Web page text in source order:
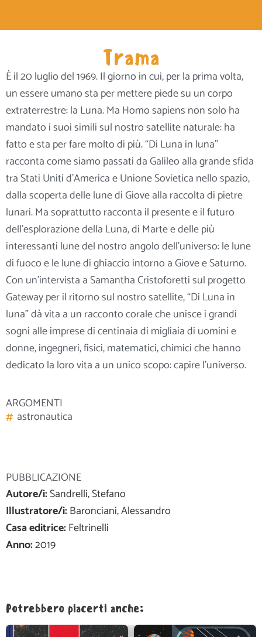
PUBBLICAZIONE
Autore/i:Sandrelli, Stefano
Illustratore/i:Baronciani, Alessandro
Casa editrice:Feltrinelli
Anno:2019
Trama
È il 20 luglio del 1969. Il giorno in cui, per la prima volta,
un essere umano sta per mettere piede su un corpo
extraterrestre: la Luna. Ma Homo sapiens non solo ha
mandato i suoi simili sul nostro satellite naturale: ha
fatto e sta per fare molto di più. “Di Luna in luna”
racconta come siamo passati da Galileo alla grande sfida
tra Stati Uniti d’America e Unione Sovietica nello spazio,
dalla scoperta delle lune di Giove alla raccolta di pietre
lunari. Masoprattutto racconta il presente e il futuro
dell’esplorazione della Luna, di Marte e delle più
interessanti lune del nostro angolo dell’universo: le lune
di fuoco e le lune di ghiaccio intorno a Giove e Saturno.
Con un’intervista a Samantha Cristoforetti sul progetto
Gateway per il ritorno sul nostro satellite, “Di Luna in
luna” dà vita a un racconto corale che unisce i grandi
sogni alle imprese di centinaia di migliaia di uomini e
donne, ingegneri, fisici, matematici, chimici che hanno
dedicato la loro vita a un unico scopo: capire l’universo.
ARGOMENTI
astronautica
Potrebbero piacerti anche: